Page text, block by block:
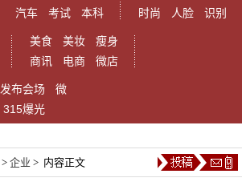
汽车
考试 本科
时尚
人脸 识别
美食 美妆
瘦身
商讯
电商 微店
发布会场
微
315爆光
> 企业 > 内容正文